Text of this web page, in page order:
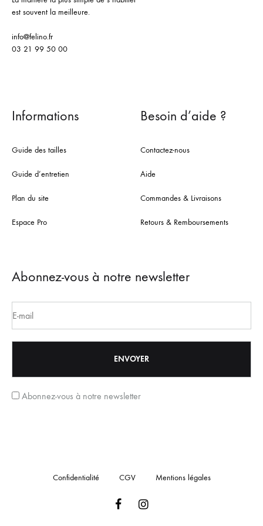
est souvent la meilleure.
info@felino.fr
03 21 99 50 00
Informations
Guide des tailles
Guide d’entretien
Plan du site
Espace Pro
Besoin d’aide ?
Contactez-nous
Aide
Commandes & Livraisons
Retours & Remboursements
Abonnez-vous à notre newsletter
Abonnez-vous à notre newsletter
Confidentialité CGV Mentions légales
FacebookInstagram